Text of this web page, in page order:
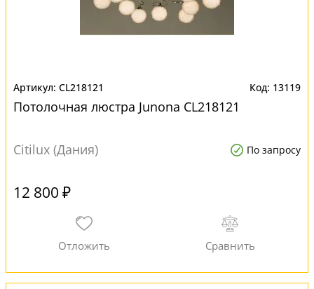
CL218121 13119
Потолочная люстра Junona CL218121
Citilux (Дания) По запросу
12 800 ₽